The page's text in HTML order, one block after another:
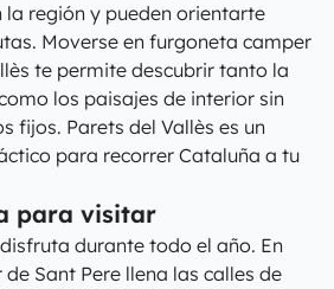
la región y pueden orientarte
Moverse en furgoneta camper
te permite descubrir tanto la
los paisajes de interior sin
fijos. Parets del Vallès es un
para recorrer Cataluña a tu
para visitar
durante todo el año. En
Sant Pere llena las calles de